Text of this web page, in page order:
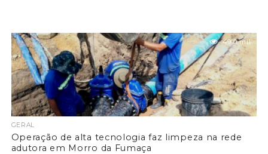
49.0 mil
GERAL
Operação de alta tecnologia faz limpeza na rede
adutora em Morro da Fumaça